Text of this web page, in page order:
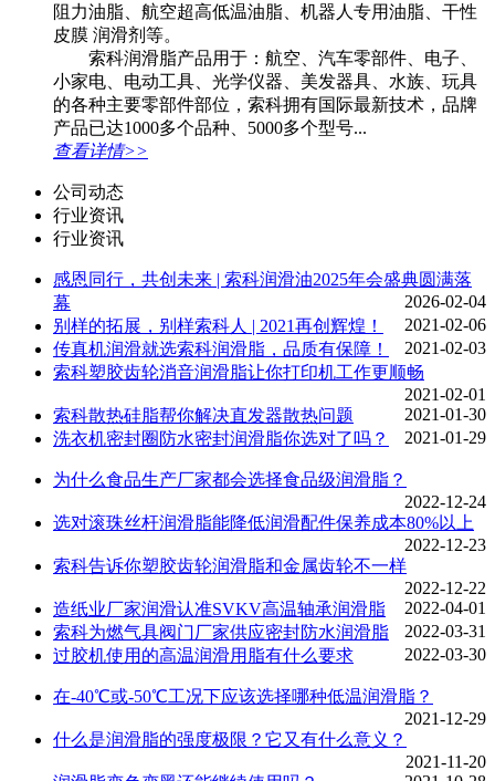
阻力油脂、航空超高低温油脂、机器人专用油脂、干性
皮膜 润滑剂等。
索科润滑脂产品用于：航空、汽车零部件、电子、
小家电、电动工具、光学仪器、美发器具、水族、玩具
的各种主要零部件部位，索科拥有国际最新技术，品牌
产品已达1000多个品种、5000多个型号...
查看详情>>
公司动态
行业资讯
行业资讯
感恩同行，共创未来 | 索科润滑油2025年会盛典圆满落
幕
2026-02-04
别样的拓展，别样索科人 | 2021再创辉煌！
2021-02-06
传真机润滑就选索科润滑脂，品质有保障！
2021-02-03
索科塑胶齿轮消音润滑脂让你打印机工作更顺畅
2021-02-01
索科散热硅脂帮你解决直发器散热问题
2021-01-30
洗衣机密封圈防水密封润滑脂你选对了吗？
2021-01-29
为什么食品生产厂家都会选择食品级润滑脂？
2022-12-24
选对滚珠丝杆润滑脂能降低润滑配件保养成本80%以上
2022-12-23
索科告诉你塑胶齿轮润滑脂和金属齿轮不一样
2022-12-22
造纸业厂家润滑认准SVKV高温轴承润滑脂
2022-04-01
索科为燃气具阀门厂家供应密封防水润滑脂
2022-03-31
过胶机使用的高温润滑用脂有什么要求
2022-03-30
在-40℃或-50℃工况下应该选择哪种低温润滑脂？
2021-12-29
什么是润滑脂的强度极限？它又有什么意义？
2021-11-20